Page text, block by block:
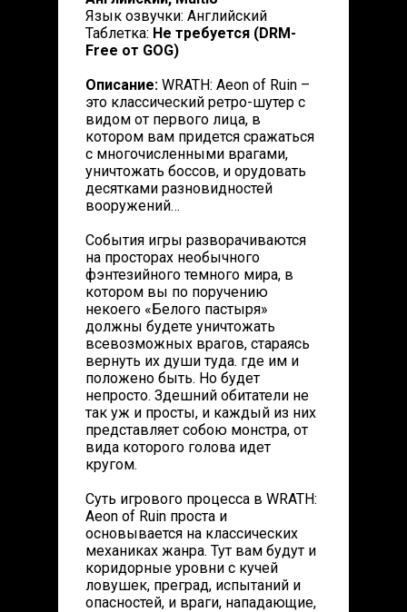
Язык озвучки: Английский
Таблетка: Не требуется (DRM-
Free от GOG)
Описание: WRATH: Aeon of Ruin –
это классический ретро-шутер с
видом от первого лица, в
котором вам придется сражаться
с многочисленными врагами,
уничтожать боссов, и орудовать
десятками разновидностей
вооружений…
События игры разворачиваются
на просторах необычного
фэнтезийного темного мира, в
котором вы по поручению
некоего «Белого пастыря»
должны будете уничтожать
всевозможных врагов, стараясь
вернуть их души туда. где им и
положено быть. Но будет
непросто. Здешний обитатели не
так уж и просты, и каждый из них
представляет собою монстра, от
вида которого голова идет
кругом.
Суть игрового процесса в WRATH:
Aeon of Ruin проста и
основывается на классических
механиках жанра. Тут вам будут и
коридорные уровни с кучей
ловушек, преград, испытаний и
опасностей, и враги, нападающие,